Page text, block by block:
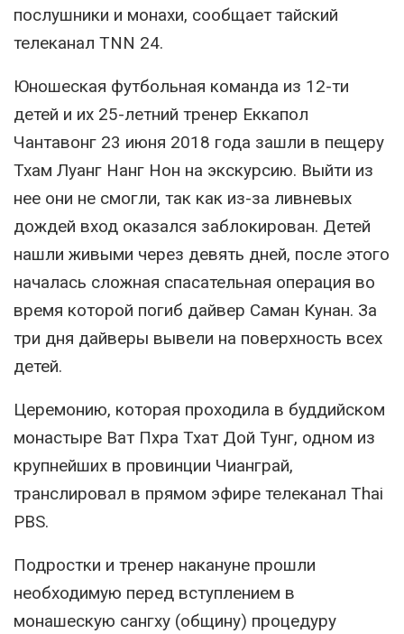
послушники и монахи, сообщает тайский
телеканал TNN 24.
Юношеская футбольная команда из 12-ти
детей и их 25-летний тренер Еккапол
Чантавонг 23 июня 2018 года зашли в пещеру
Тхам Луанг Нанг Нон на экскурсию. Выйти из
нее они не смогли, так как из-за ливневых
дождей вход оказался заблокирован. Детей
нашли живыми через девять дней, после этого
началась сложная спасательная операция во
время которой погиб дайвер Саман Кунан. За
три дня дайверы вывели на поверхность всех
детей.
Церемонию, которая проходила в буддийском
монастыре Ват Пхра Тхат Дой Тунг, одном из
крупнейших в провинции Чианграй,
транслировал в прямом эфире телеканал Thai
PBS.
Подростки и тренер накануне прошли
необходимую перед вступлением в
монашескую сангху (общину) процедуру